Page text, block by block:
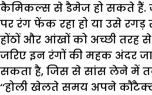
कैमिकल्स से डैमेज हो सकते हैं.
पर रंग फेंक रहा हो या उसे
होंठों और आंखों को अच्छी तरह
जरिए इन रंगों की महक अंदर
सकता है, जिस से सांस लेने में
‘‘होली खेलते समय अपने